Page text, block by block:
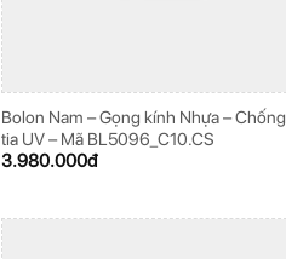
Bolon Nam – Gọng kính Nhựa – Chống
tia UV – Mã BL5096_C10.CS
3.980.000đ